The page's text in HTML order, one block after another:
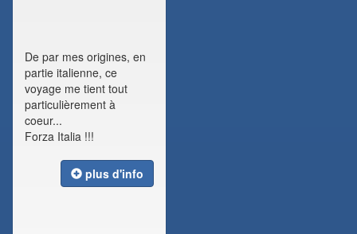
De par mes origines, en
partie italienne, ce
voyage me tient tout
particulièrement à
coeur...
Forza Italia !!!
plus d'info